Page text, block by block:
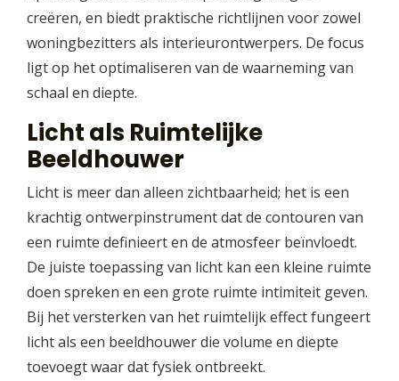
creëren, en biedt praktische richtlijnen voor zowel
woningbezitters als interieurontwerpers. De focus
ligt op het optimaliseren van de waarneming van
schaal en diepte.
Licht als Ruimtelijke
Beeldhouwer
Licht is meer dan alleen zichtbaarheid; het is een
krachtig ontwerpinstrument dat de contouren van
een ruimte definieert en de atmosfeer beïnvloedt.
De juiste toepassing van licht kan een kleine ruimte
doen spreken en een grote ruimte intimiteit geven.
Bij het versterken van het ruimtelijk effect fungeert
licht als een beeldhouwer die volume en diepte
toevoegt waar dat fysiek ontbreekt.